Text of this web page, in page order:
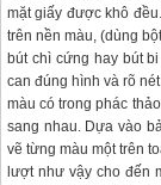
mặt giấy được khô
trên nền màu, (dùng
bút chì cứng hay bút
can đúng hình và rõ
màu có trong phác
sang nhau. Dựa vào
vẽ từng màu một trên
lượt như vậy cho đến